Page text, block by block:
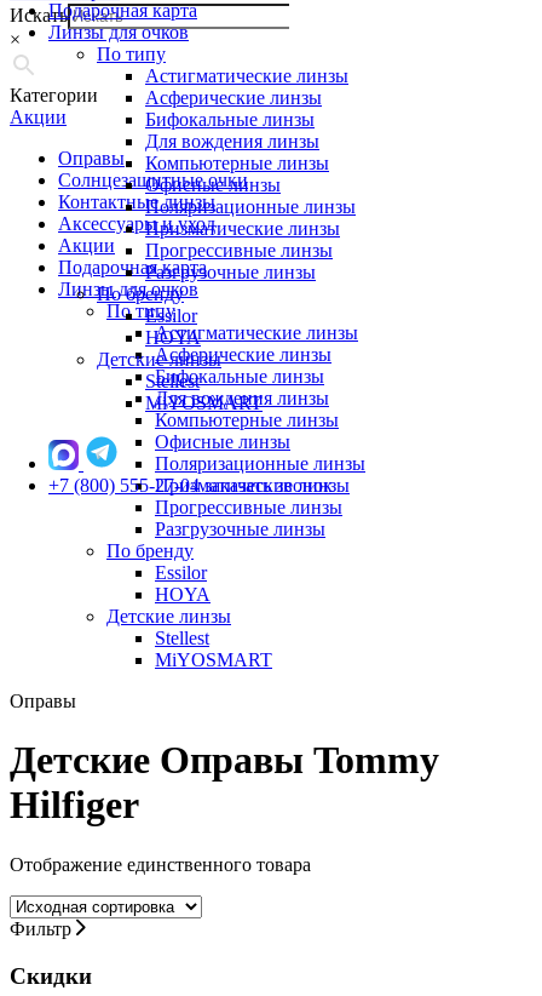
Искать
×
Категории
Акции
Оправы
Солнцезащитные очки
Контактные линзы
Аксессуары и уход
Акции
Подарочная карта
Линзы для очков
По типу
Астигматические линзы
Асферические линзы
Бифокальные линзы
Для вождения линзы
Компьютерные линзы
Офисные линзы
Поляризационные линзы
Призматические линзы
Прогрессивные линзы
Разгрузочные линзы
По бренду
Essilor
HOYA
Детские линзы
Stellest
MiYOSMART
Подарочная карта
Линзы для очков
По типу
Астигматические линзы
Асферические линзы
Бифокальные линзы
Для вождения линзы
Компьютерные линзы
Офисные линзы
Поляризационные линзы
Призматические линзы
Прогрессивные линзы
Разгрузочные линзы
По бренду
Essilor
HOYA
Детские линзы
Stellest
MiYOSMART
+7 (800) 555-27-04 заказать звонок
Оправы
Детские Оправы Tommy
Hilfiger
Отображение единственного товара
Фильтр
Скидки